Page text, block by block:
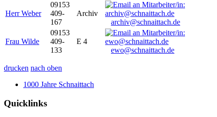
Herr Weber
09153
409-
167
Archiv
archiv@schnaittach.de
Frau Wilde
09153
409-
133
E 4
ewo@schnaittach.de
drucken nach oben
1000 Jahre Schnaittach
Quicklinks